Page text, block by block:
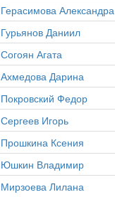
Герасимова Александра
Гурьянов Даниил
Согоян Агата
Ахмедова Дарина
Покровский Федор
Сергеев Игорь
Прошкина Ксения
Юшкин Владимир
Мирзоева Лилана